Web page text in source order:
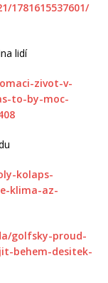
1781615537601/
lidí
zivot-v-
to-by-moc-
kolaps-
klima-az-
golfsky-proud-
behem-desitek-